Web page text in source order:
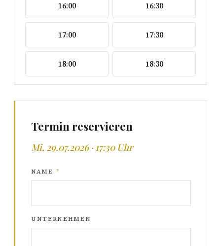
16:00 16:30
17:00 17:30
18:00 18:30
Termin reservieren
Mi, 29.07.2026 · 17:30 Uhr
NAME *
UNTERNEHMEN